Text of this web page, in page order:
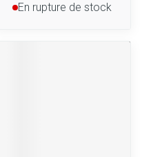
En rupture de stock